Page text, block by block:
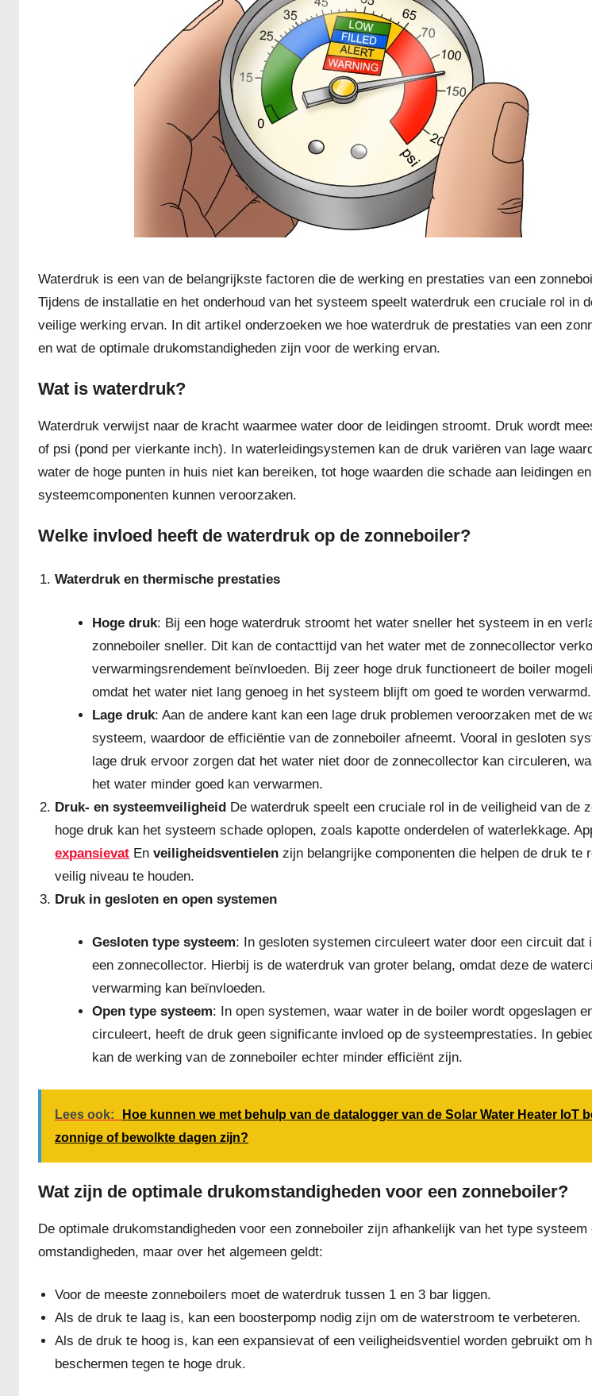
Waterdruk is een van de belangrijkste factoren die de werking en prestaties van een
Tijdens de installatie en het onderhoud van het systeem speelt waterdruk een cruciale rol in
veilige werking ervan. In dit artikel onderzoeken we hoe waterdruk de prestaties van een
en wat de optimale drukomstandigheden zijn voor de werking ervan.
Wat is waterdruk?
Waterdruk verwijst naar de kracht waarmee water door de leidingen stroomt. Druk wordt
of psi (pond per vierkante inch). In waterleidingsystemen kan de druk variëren van lage
water de hoge punten in huis niet kan bereiken, tot hoge waarden die schade aan leidingen en
systeemcomponenten kunnen veroorzaken.
Welke invloed heeft de waterdruk op de zonneboiler?
Waterdruk en thermische prestaties
Hoge druk: Bij een hoge waterdruk stroomt het water sneller het systeem in en
zonneboiler sneller. Dit kan de contacttijd van het water met de zonnecollector
verwarmingsrendement beïnvloeden. Bij zeer hoge druk functioneert de boiler
omdat het water niet lang genoeg in het systeem blijft om goed te worden verwarmd.
Lage druk: Aan de andere kant kan een lage druk problemen veroorzaken met de
systeem, waardoor de efficiëntie van de zonneboiler afneemt. Vooral in gesloten
lage druk ervoor zorgen dat het water niet door de zonnecollector kan circuleren,
het water minder goed kan verwarmen.
Druk- en systeemveiligheid De waterdruk speelt een cruciale rol in de veiligheid van de
hoge druk kan het systeem schade oplopen, zoals kapotte onderdelen of waterlekkage.
expansievat Enveiligheidsventielen zijn belangrijke componenten die helpen de druk te
veilig niveau te houden.
Druk in gesloten en open systemen
Gesloten type systeem: In gesloten systemen circuleert water door een circuit dat
een zonnecollector. Hierbij is de waterdruk van groter belang, omdat deze de
verwarming kan beïnvloeden.
Open type systeem: In open systemen, waar water in de boiler wordt opgeslagen
circuleert, heeft de druk geen significante invloed op de systeemprestaties. In
kan de werking van de zonneboiler echter minder efficiënt zijn.
Lees ook:
Hoe kunnen we met behulp van de datalogger van de Solar Water Heater IoT
zonnige of bewolkte dagen zijn?
Wat zijn de optimale drukomstandigheden voor een zonneboiler?
De optimale drukomstandigheden voor een zonneboiler zijn afhankelijk van het type
omstandigheden, maar over het algemeen geldt:
Voor de meeste zonneboilers moet de waterdruk tussen 1 en 3 bar liggen.
Als de druk te laag is, kan een boosterpomp nodig zijn om de waterstroom te verbeteren.
Als de druk te hoog is, kan een expansievat of een veiligheidsventiel worden gebruikt om
beschermen tegen te hoge druk.